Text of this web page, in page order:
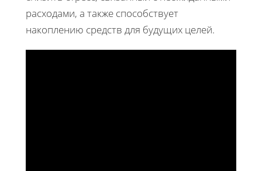
расходами, а также способствует
накоплению средств для будущих целей.